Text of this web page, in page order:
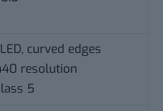
curved edges
resolution
5